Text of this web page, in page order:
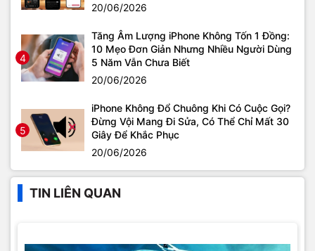
20/06/2026
4
Tăng Âm Lượng iPhone Không Tốn 1 Đồng:
10 Mẹo Đơn Giản Nhưng Nhiều Người Dùng
5 Năm Vẫn Chưa Biết
20/06/2026
5
iPhone Không Đổ Chuông Khi Có Cuộc Gọi?
Đừng Vội Mang Đi Sửa, Có Thể Chỉ Mất 30
Giây Để Khắc Phục
20/06/2026
TIN LIÊN QUAN